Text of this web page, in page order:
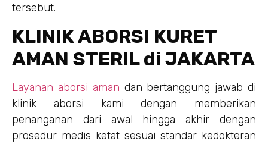
tersebut.
KLINIK ABORSI KURET
AMAN STERIL di JAKARTA
Layanan aborsi aman dan bertanggung jawab di
klinik aborsi kami dengan memberikan
penanganan dari awal hingga akhir dengan
prosedur medis ketat sesuai standar kedokteran